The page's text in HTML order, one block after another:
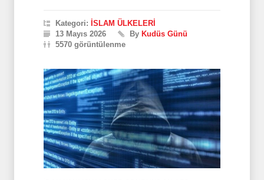
Kategori: İSLAM ÜLKELERİ
13 Mayıs 2026
By Kudüs Günü
5570 görüntülenme